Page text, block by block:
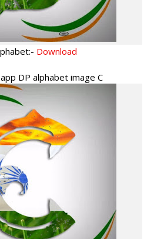
Download
DP alphabet image C